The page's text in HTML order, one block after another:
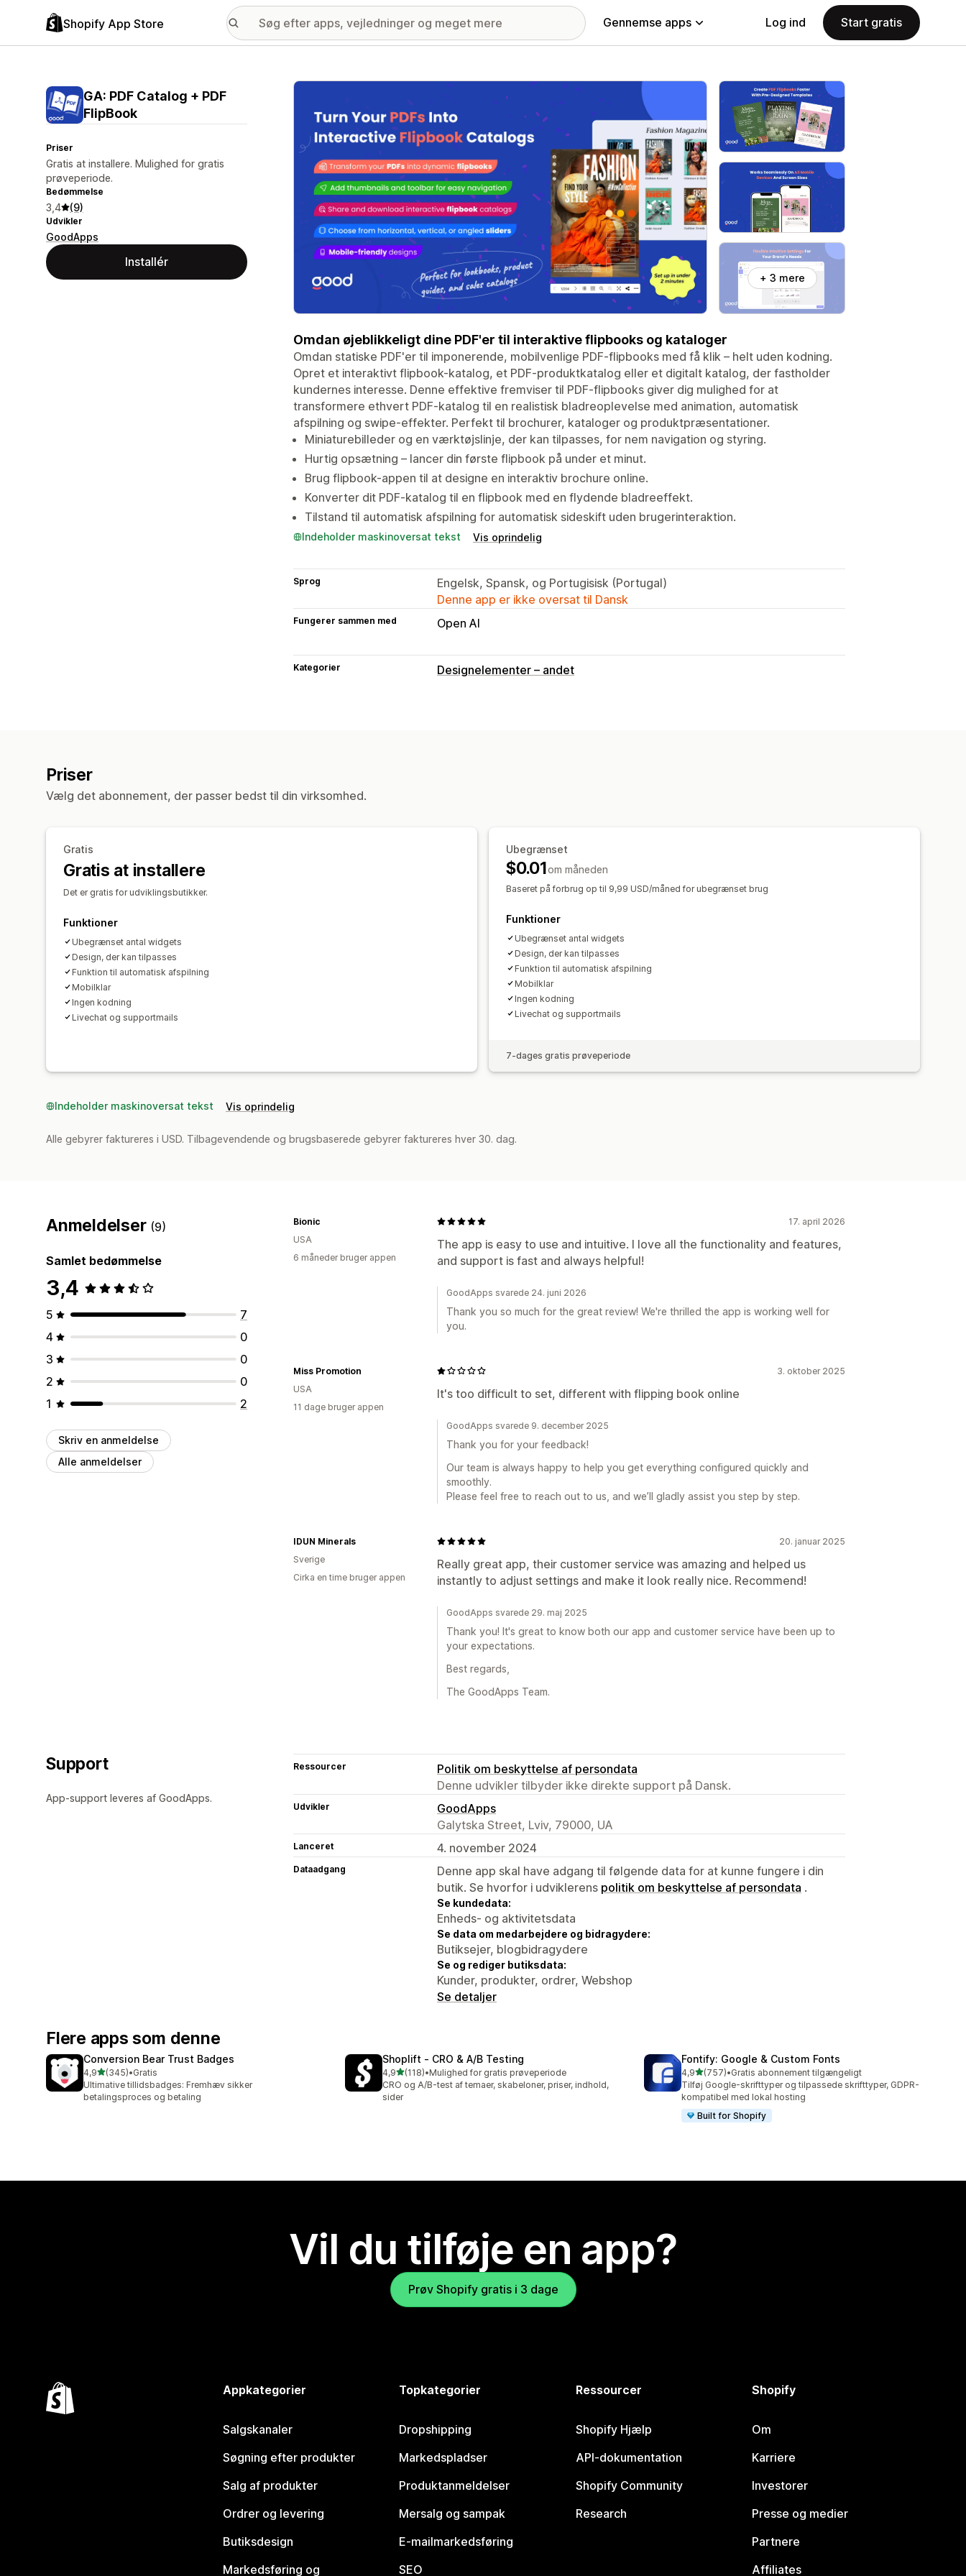
Shopify App Store Gennemse apps Log ind Start gratis
GA: PDF Catalog + PDF
FlipBook
Priser
Gratis at installere. Mulighed for gratis
prøveperiode.
Bedømmelse
3,4 (9)
Udvikler
GoodApps
Installér
Galleri med udvalgte billeder
+ 3 mere
Omdan øjeblikkeligt dine PDF'er til interaktive flipbooks og kataloger
Omdan statiske PDF'er til imponerende, mobilvenlige PDF-flipbooks med få klik – helt uden kodning.
Opret et interaktivt flipbook-katalog, et PDF-produktkatalog eller et digitalt katalog, der fastholder
kundernes interesse. Denne effektive fremviser til PDF-flipbooks giver dig mulighed for at
transformere ethvert PDF-katalog til en realistisk bladreoplevelse med animation, automatisk
afspilning og swipe-effekter. Perfekt til brochurer, kataloger og produktpræsentationer.
Miniaturebilleder og en værktøjslinje, der kan tilpasses, for nem navigation og styring.
Hurtig opsætning – lancer din første flipbook på under et minut.
Brug flipbook-appen til at designe en interaktiv brochure online.
Konverter dit PDF-katalog til en flipbook med en flydende bladreeffekt.
Tilstand til automatisk afspilning for automatisk sideskift uden brugerinteraktion.
Indeholder maskinoversat tekst Vis oprindelig
Sprog
Engelsk, Spansk, og Portugisisk (Portugal)
Denne app er ikke oversat til Dansk
Fungerer sammen med Open AI
Kategorier Designelementer – andet
Priser
Vælg det abonnement, der passer bedst til din virksomhed.
Gratis
Gratis at installere
Det er gratis for udviklingsbutikker.
Funktioner
Ubegrænset antal widgets
Design, der kan tilpasses
Funktion til automatisk afspilning
Mobilklar
Ingen kodning
Livechat og supportmails
Ubegrænset
$0.01om måneden
Baseret på forbrug op til 9,99 USD/måned for ubegrænset brug
Funktioner
Ubegrænset antal widgets
Design, der kan tilpasses
Funktion til automatisk afspilning
Mobilklar
Ingen kodning
Livechat og supportmails
7-dages gratis prøveperiode
Indeholder maskinoversat tekst Vis oprindelig
Alle gebyrer faktureres i USD. Tilbagevendende og brugsbaserede gebyrer faktureres hver 30. dag.
Anmeldelser (9)
Samlet bedømmelse
3,4
5
7
4
0
3
0
2
0
1
2
Skriv en anmeldelse
Alle anmeldelser
17. april 2026
The app is easy to use and intuitive. I love all the functionality and features,
and support is fast and always helpful!
Bionic
USA
6 måneder bruger appen
GoodApps svarede 24. juni 2026
Thank you so much for the great review! We're thrilled the app is working well for
you.
3. oktober 2025
It's too difficult to set, different with flipping book online
Miss Promotion
USA
11 dage bruger appen
GoodApps svarede 9. december 2025
Thank you for your feedback!
Our team is always happy to help you get everything configured quickly and
smoothly.
Please feel free to reach out to us, and we’ll gladly assist you step by step.
20. januar 2025
Really great app, their customer service was amazing and helped us
instantly to adjust settings and make it look really nice. Recommend!
IDUN Minerals
Sverige
Cirka en time bruger appen
GoodApps svarede 29. maj 2025
Thank you! It's great to know both our app and customer service have been up to
your expectations.
Best regards,
The GoodApps Team.
Support
App-support leveres af GoodApps.
Ressourcer
Politik om beskyttelse af persondata
Denne udvikler tilbyder ikke direkte support på Dansk.
Udvikler
GoodApps
Galytska Street, Lviv, 79000, UA
Lanceret 4. november 2024
Dataadgang
Denne app skal have adgang til følgende data for at kunne fungere i din
butik. Se hvorfor i udviklerens politik om beskyttelse af persondata .
Se kundedata:
Enheds- og aktivitetsdata
Se data om medarbejdere og bidragydere:
Butiksejer, blogbidragydere
Se og rediger butiksdata:
Kunder, produkter, ordrer, Webshop
Se detaljer
Flere apps som denne
Conversion Bear Trust Badges
4,9ud af 5 stjerner
(345)
345 anmeldelser i alt
•Gratis
Ultimative tillidsbadges: Fremhæv sikker
betalingsproces og betaling
Shoplift ‑ CRO & A/B Testing
4,9ud af 5 stjerner
(118)
118 anmeldelser i alt
•Mulighed for gratis prøveperiode
CRO og A/B-test af temaer, skabeloner, priser, indhold,
sider
Fontify: Google & Custom Fonts
4,9ud af 5 stjerner
(757)
757 anmeldelser i alt
•Gratis abonnement tilgængeligt
Tilføj Google-skrifttyper og tilpassede skrifttyper, GDPR-
kompatibel med lokal hosting
Built for Shopify
Vil du tilføje en app?
Prøv Shopify gratis i 3 dage
Appkategorier
Salgskanaler
Søgning efter produkter
Salg af produkter
Ordrer og levering
Butiksdesign
Markedsføring og
Topkategorier
Dropshipping
Markedspladser
Produktanmeldelser
Mersalg og sampak
E-mailmarkedsføring
SEO
Ressourcer
Shopify Hjælp
API-dokumentation
Shopify Community
Research
Shopify
Om
Karriere
Investorer
Presse og medier
Partnere
Affiliates